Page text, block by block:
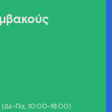
(Δε-Πα, 10:00-18:00)